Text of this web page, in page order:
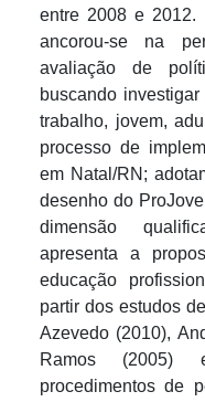
entre 2008 e 2012.
ancorou-se na
avaliação de
buscando
trabalho, jovem,
processo de
em Natal/RN;
desenho do
dimensão
apresenta a
educação
partir dos estudos
Azevedo (2010),
Ramos (2005)
procedimentos de